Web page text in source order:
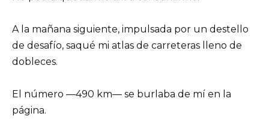
A la mañana siguiente, impulsada por un destello
de desafío, saqué mi atlas de carreteras lleno de
dobleces.
El número —490 km— se burlaba de mí en la
página.